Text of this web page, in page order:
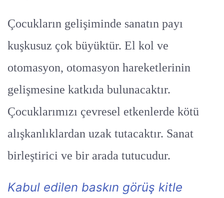
Çocukların gelişiminde sanatın payı
kuşkusuz çok büyüktür. El kol ve
otomasyon, otomasyon hareketlerinin
gelişmesine katkıda bulunacaktır.
Çocuklarımızı çevresel etkenlerde kötü
alışkanlıklardan uzak tutacaktır. Sanat
birleştirici ve bir arada tutucudur.
Kabul edilen baskın görüş kitle